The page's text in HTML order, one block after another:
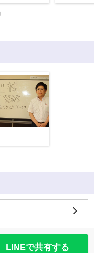
LINEで共有する